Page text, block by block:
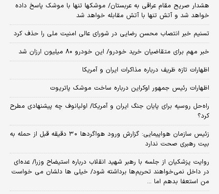
هشدار صریح مقام عراقی به عربستان/ موشکها تنها با موشک پاسخ داده
خواهد شد و آتش تنها با آتش مقابله خواهد شد
تسنیم خبر انتصاب محسن رضایی در شورای عالی امنیت ملی را حذف کرد
خبر مهم برای متقاضیان خرید خودرو/ این خودرو ۸۰ میلیون ارزان شد
اظهارات تازه ظریف درباره مذاکرات ایران و آمریکا
اظهارات رئیس جمهور اوکراین درباره ساخت موشک پاتریوت
راه‌حل روسیه برای پایان جنگ ایران و آمریکا/ اولیانوف چه پیشنهادی مطرح
کرد؟
زئیس سازمان هواپیمایی: گزارش ورود هواگردها ٣٠ دقیقه قبل از حمله به
بیت رهبری صحت ندارد
روایت پزشکیان از جلسه با رهبر شهید انقلاب درباره استیضاح وزرا/ عده‌ای
در داخل نمی‌خواهند تحریم‌ها برداشته شود/ خیلی ها دلشان می خواست
من استعفا بدهم اما ...